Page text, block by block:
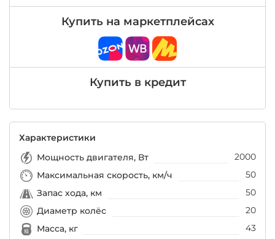
Купить на маркетплейсах
Купить в кредит
Характеристики
Мощность двигателя, Вт
2000
Максимальная скорость, км/ч
50
Запас хода, км
50
Диаметр колёс
20
Масса, кг
43